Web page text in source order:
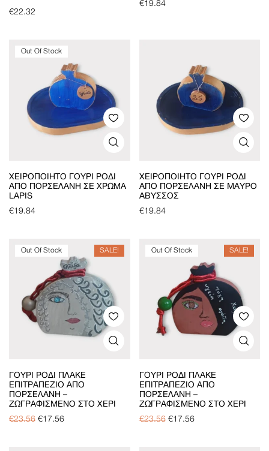
€22.32
€19.84
Out Of Stock
ΧΕΙΡΟΠΟΊΗΤΟ ΓΟΎΡΙ ΡΌΔΙ
ΑΠΌ ΠΟΡΣΕΛΆΝΗ ΣΕ ΧΡΏΜΑ
LAPIS
€19.84
ΧΕΙΡΟΠΟΊΗΤΟ ΓΟΎΡΙ ΡΌΔΙ
ΑΠΌ ΠΟΡΣΕΛΆΝΗ ΣΕ ΜΑΎΡΟ
ΆΒΥΣΣΟΣ
€19.84
SALE!
Out Of Stock
ΓΟΎΡΙ ΡΌΔΙ ΠΛΑΚΈ
ΕΠΙΤΡΑΠΈΖΙΟ ΑΠΌ
ΠΟΡΣΕΛΆΝΗ –
ΖΩΓΡΑΦΙΣΜΈΝΟ ΣΤΟ ΧΈΡΙ
€23.56 €17.56
SALE!
Out Of Stock
ΓΟΎΡΙ ΡΌΔΙ ΠΛΑΚΈ
ΕΠΙΤΡΑΠΈΖΙΟ ΑΠΌ
ΠΟΡΣΕΛΆΝΗ –
ΖΩΓΡΑΦΙΣΜΈΝΟ ΣΤΟ ΧΈΡΙ
€23.56 €17.56